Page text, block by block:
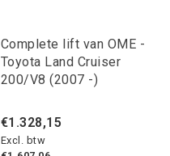
Complete lift van OME -
Toyota Land Cruiser
200/V8 (2007 -)
€1.328,15
Excl. btw